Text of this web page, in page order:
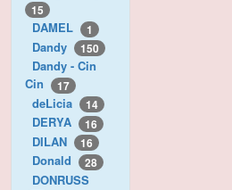
15
DAMEL 1
Dandy 150
Dandy - Cin
Cin
17
deLicia 14
DERYA 16
DILAN 16
Donald 28
DONRUSS